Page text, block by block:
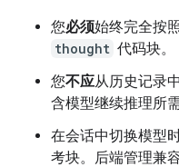
您必须始终完全按
thought 代码块。
您不应从历史记录
含模型继续推理所
在会话中切换模型
考块。后端管理兼容